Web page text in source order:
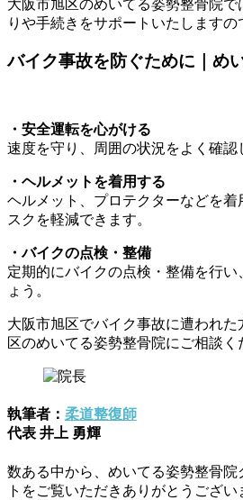
大阪市旭区のめいてる姿勢整骨院で
りや手続きをサポートいたしますの
バイク事故を防ぐために｜め
・ 安全運転を心がける
速度を守り、周囲の状況をよく確認
・ヘルメットを着用する
ヘルメット、プロテクターなどを着
スクを軽減できます。
・バイクの点検・整備
定期的にバイクの点検・整備を行い
ょう。
大阪市旭区でバイク事故に遭われ
区のめいてる姿勢整骨院にご相談く
執筆者： 柔道整復師
代表 井上 勇輝
数ある中から、めいてる姿勢整骨院
トをご覧いただきありがとうござ